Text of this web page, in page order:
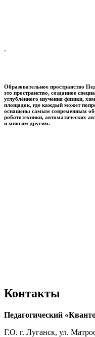
.
Образовательное пространство
это пространство, созданное
углублённого изучения физики,
площадок, где каждый может
оснащены самым современным
робототехники, автоматических
и многим другим.
Контакты
Педагогический
Г.О. г. Луганск, ул.